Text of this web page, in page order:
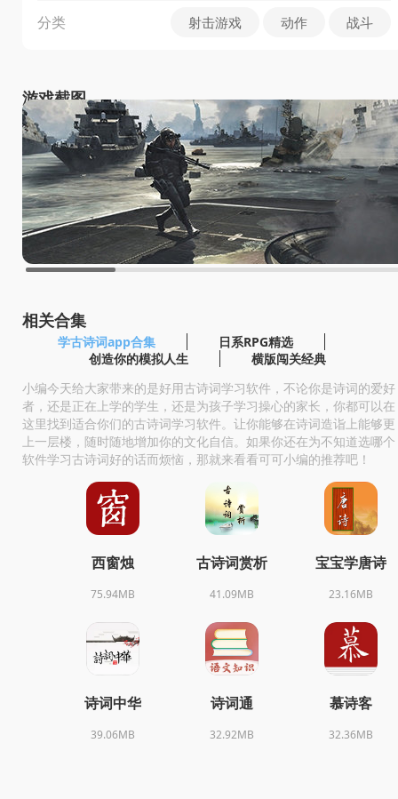
分类 射击游戏 动作 战斗
游戏截图
相关合集
学古诗词app合集
日系RPG精选
创造你的模拟人生
横版闯关经典
小编今天给大家带来的是好用古诗词学习软件，不论你是诗词的爱好
者，还是正在上学的学生，还是为孩子学习操心的家长，你都可以在
这里找到适合你们的古诗词学习软件。让你能够在诗词造诣上能够更
上一层楼，随时随地增加你的文化自信。如果你还在为不知道选哪个
软件学习古诗词好的话而烦恼，那就来看看可可小编的推荐吧！
西窗烛
75.94MB
古诗词赏析
41.09MB
宝宝学唐诗
23.16MB
诗词中华
39.06MB
诗词通
32.92MB
慕诗客
32.36MB